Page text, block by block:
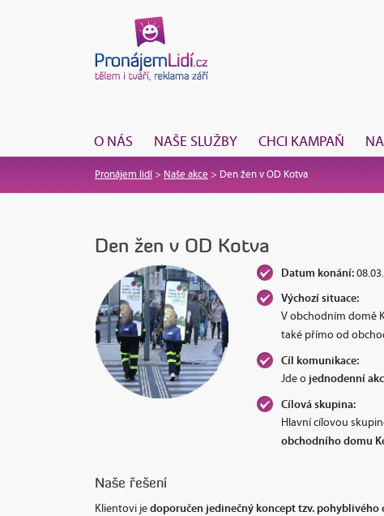
O NÁS NAŠE SLUŽBY CHCI KAMPAŇ
Pronájem lidí> Naše akce > Den žen v OD Kotva
Den žen v OD Kotva
Datum konání:
Výchozí situace:
V obchodním domě
také přímo od
Cíl komunikace:
Jde o jednodenní
Cílová skupina:
Hlavní cílovou
obchodního domu
Naše řešení
Klientovi jedoporučen jedinečný koncept tzv.